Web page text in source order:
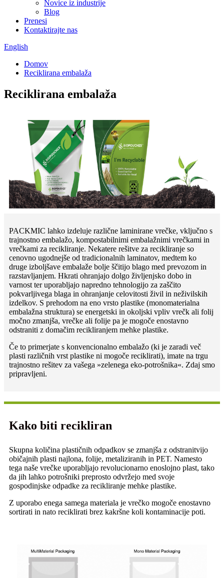
Novice iz industrije
Blog
Prenesi
Kontaktirajte nas
English
Domov
Reciklirana embalaža
Reciklirana embalaža
PACKMIC lahko izdeluje različne laminirane vrečke, vključno s
trajnostno embalažo, kompostabilnimi embalažnimi vrečkami in
vrečkami za recikliranje. Nekatere rešitve za recikliranje so
cenovno ugodnejše od tradicionalnih laminatov, medtem ko
druge izboljšave embalaže bolje ščitijo blago med prevozom in
razstavljanjem. Hkrati ohranjajo dolgo življenjsko dobo in
varnost ter uporabljajo napredno tehnologijo za zaščito
pokvarljivega blaga in ohranjanje celovitosti živil in neživilskih
izdelkov. S prehodom na eno vrsto plastike (monomaterialna
embalažna struktura) se energetski in okoljski vpliv vrečk ali folij
močno zmanjša, vrečke ali folije pa je mogoče enostavno
odstraniti z domačim recikliranjem mehke plastike.
Če to primerjate s konvencionalno embalažo (ki je zaradi več
plasti različnih vrst plastike ni mogoče reciklirati), imate na trgu
trajnostno rešitev za vašega »zelenega eko-potrošnika«. Zdaj smo
pripravljeni.
Kako biti recikliran
Skupna količina plastičnih odpadkov se zmanjša z odstranitvijo
običajnih plasti najlona, ​​folije, metaliziranih in PET. Namesto
tega naše vrečke uporabljajo revolucionarno enoslojno plast, tako
da jih lahko potrošniki preprosto odvržejo med svoje
gospodinjske odpadke za recikliranje mehke plastike.
Z uporabo enega samega materiala je vrečko mogoče enostavno
sortirati in nato reciklirati brez kakršne koli kontaminacije poti.